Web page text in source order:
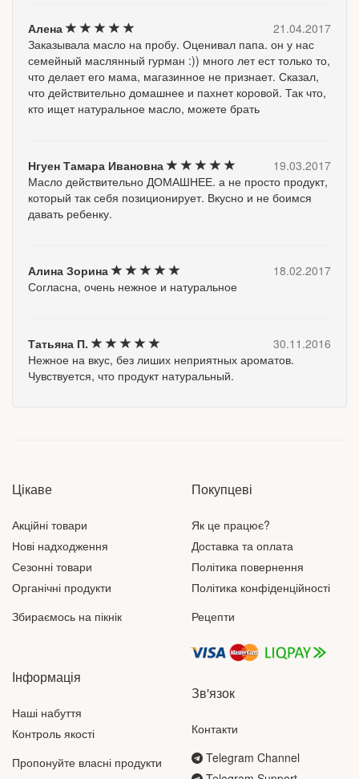
Алена
21.04.2017
Заказывала масло на пробу. Оценивал папа. он у нас
семейный маслянный гурман :)) много лет ест только то,
что делает его мама, магазинное не признает. Сказал,
что действительно домашнее и пахнет коровой. Так что,
кто ищет натуральное масло, можете брать
Нгуен Тамара Ивановна
19.03.2017
Масло действительно ДОМАШНЕЕ. а не просто продукт,
который так себя позиционирует. Вкусно и не боимся
давать ребенку.
Алина Зорина
18.02.2017
Согласна, очень нежное и натуральное
Татьяна П.
30.11.2016
Нежное на вкус, без лиших неприятных ароматов.
Чувствуется, что продукт натуральный.
Цікаве
Акційні товари
Нові надходження
Сезонні товари
Органічні продукти
Збираємось на пікнік
Покупцеві
Як це працює?
Доставка та оплата
Політика повернення
Політика конфіденційності
Рецепти
Інформація
Наші набуття
Контроль якості
Пропонуйте власні продукти
Зв'язок
Контакти
Telegram Channel